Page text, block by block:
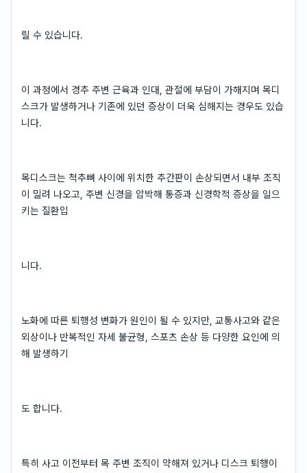
릴 수 있습니다.
이 과정에서 경추 주변 근육과 인대, 관절에 부담이 가해지며 목디
스크가 발생하거나 기존에 있던 증상이 더욱 심해지는 경우도 있습
니다.
목디스크는 척추뼈 사이에 위치한 추간판이 손상되면서 내부 조직
이 밀려 나오고, 주변 신경을 압박해 통증과 신경학적 증상을 일으
키는 질환입
니다.
노화에 따른 퇴행성 변화가 원인이 될 수 있지만, 교통사고와 같은
외상이나 반복적인 자세 불균형, 스포츠 손상 등 다양한 요인에 의
해 발생하기
도 합니다.
특히 사고 이전부터 목 주변 조직이 약해져 있거나 디스크 퇴행이